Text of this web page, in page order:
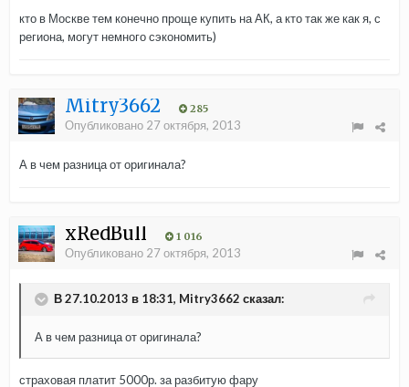
кто в Москве тем конечно проще купить на АК, а кто так же как я, с
региона, могут немного сэкономить)
Mitry3662 285
Опубликовано 27 октября, 2013
А в чем разница от оригинала?
xRedBull 1 016
Опубликовано 27 октября, 2013
В 27.10.2013 в 18:31, Mitry3662 сказал:
А в чем разница от оригинала?
страховая платит 5000р. за разбитую фару